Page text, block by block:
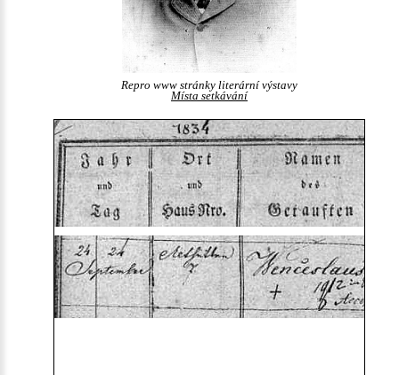
Repro www stránky literární výstavy
Místa setkávání